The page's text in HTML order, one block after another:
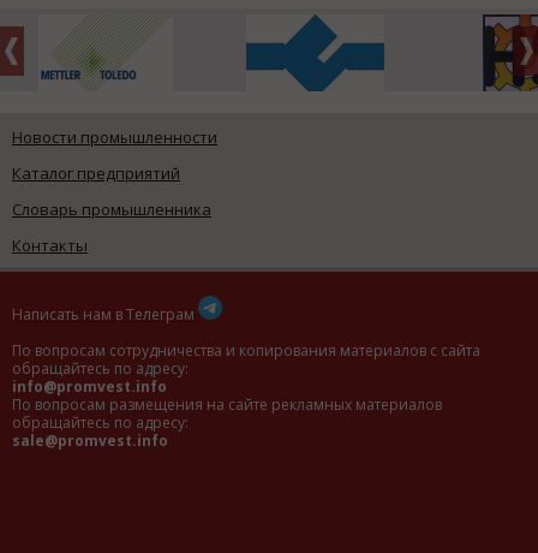
Новости промышленности
Каталог предприятий
Словарь промышленника
Контакты
Написать нам в Телеграм
По вопросам сотрудничества и копирования материалов с сайта
обращайтесь по адресу:
info@promvest.info
По вопросам размещения на сайте рекламных материалов
обращайтесь по адресу:
sale@promvest.info